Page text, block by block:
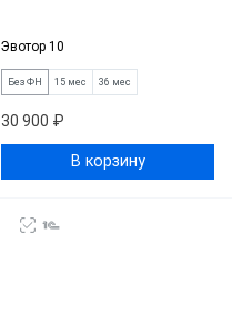
Эвотор 10
Без ФН 15 мес 36 мес
30 900 ₽
В корзину